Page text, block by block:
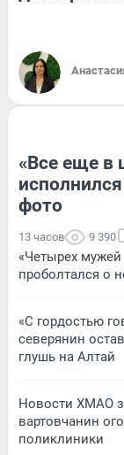
«Все еще в
фото
13 часов 9 390
«Четырех
проболтался о
«С гордостью
северянин
глушь на Алтай
Новости ХМАО
вартовчанин
поликлиники